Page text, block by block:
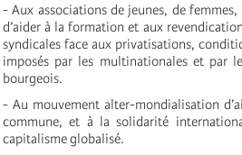
- Aux associations de jeunes, de
d’aider à la formation et aux
syndicales face aux privatisations,
imposés par les multinationales et par
bourgeois.
- Au mouvement alter-mondialisation
commune, et à la solidarité
capitalisme globalisé.